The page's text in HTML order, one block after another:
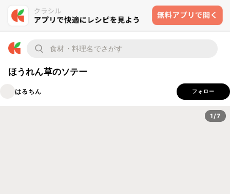
ほうれん草のソテー
はるちん フォロー
1/7